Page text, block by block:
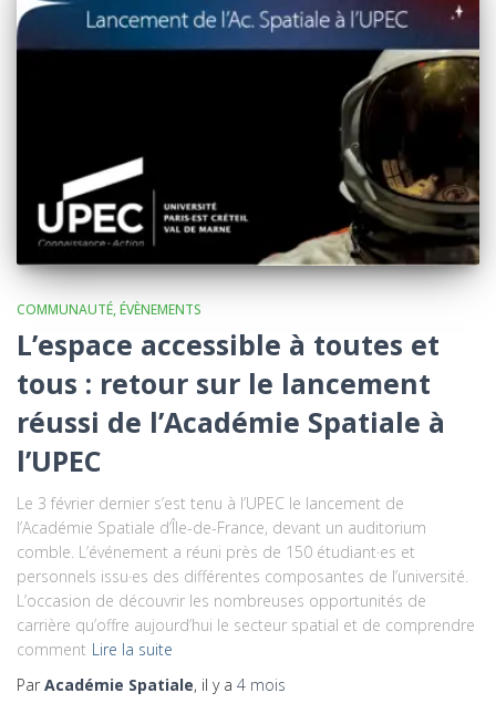
COMMUNAUTÉ ÉVÈNEMENTS
L’espace accessible à toutes et
tous : retour sur le lancement
réussi de l’Académie Spatiale à
l’UPEC
Le 3 février dernier s’est tenu à l’UPEC le lancement de
l’Académie Spatiale d’Île-de-France, devant un auditorium
comble. L’événement a réuni près de 150 étudiant·es et
personnels issu·es des différentes composantes de l’université.
L’occasion de découvrir les nombreuses opportunités de
carrière qu’offre aujourd’hui le secteur spatial et de comprendre
comment Lire la suite
Par Académie Spatiale, il y a 4 mois